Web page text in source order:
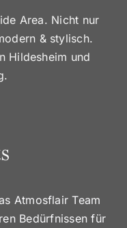
Area. Nicht nur
& stylisch.
Hildesheim und
Atmosflair Team
Bedürfnissen für